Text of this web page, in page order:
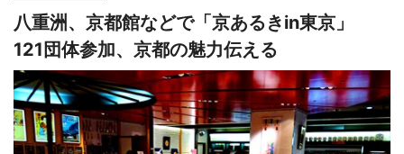
八重洲、京都館などで「京あるきin東京」
121団体参加、京都の魅力伝える